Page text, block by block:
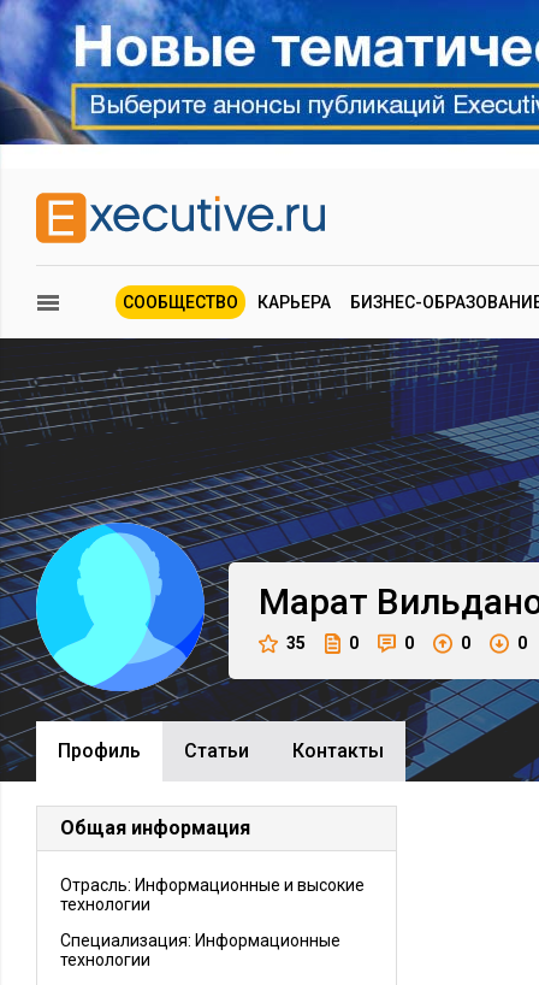
СООБЩЕСТВО КАРЬЕРА БИЗНЕС-
Марат
35 0 0 0 0
Профиль Cтатьи Контакты
Общая информация
Отрасль: Информационные и высокие
технологии
Специализация: Информационные
технологии